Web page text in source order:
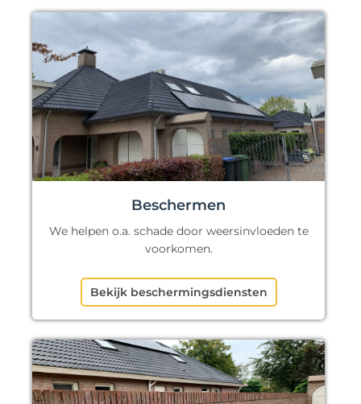
Beschermen
We helpen o.a. schade door weersinvloeden te
voorkomen.
Bekijk beschermingsdiensten